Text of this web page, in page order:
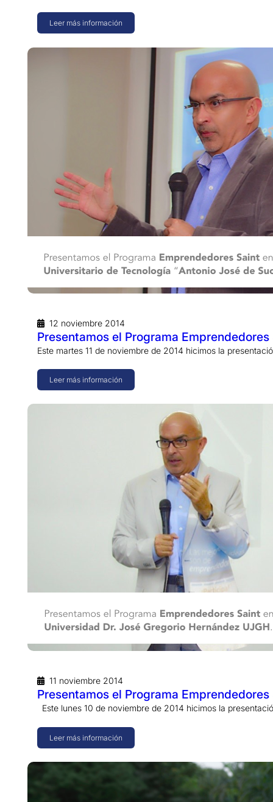
Leer más información
12 noviembre 2014
Presentamos el Programa
Este martes 11 de noviembre de 2014 hicimos la
Leer más información
11 noviembre 2014
Presentamos el Programa
Este lunes 10 de noviembre de 2014 hicimos la
Leer más información